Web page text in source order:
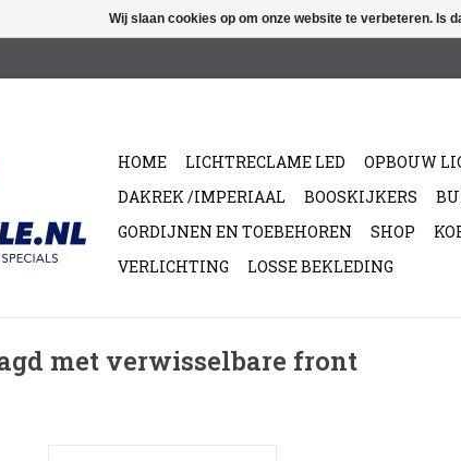
HOME LICHTRECLAME LED OPBOUW
DAKREK /IMPERIAAL
BOOSKIJKERS
GORDIJNEN EN TOEBEHOREN
SHOP
VERLICHTING
LOSSE BEKLEDING
met verwisselbare front
Wij slaan cookies op om onze website te verbeteren. Is